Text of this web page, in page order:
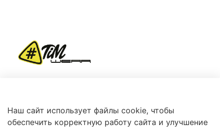
+7 (966) 360-87-78
Наш сайт использует файлы cookie, чтобы
обеспечить корректную работу сайта и улучшение